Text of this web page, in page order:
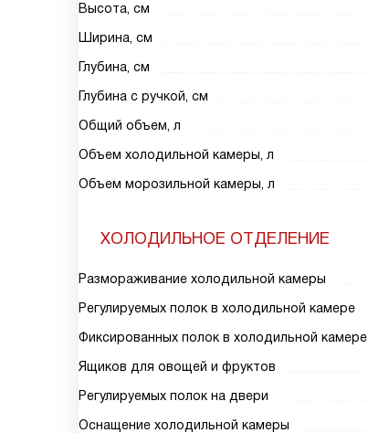
Высота, см
Ширина, см
Глубина, см
Глубина с ручкой, см
Общий объем, л
Объем холодильной камеры, л
Объем морозильной камеры, л
ХОЛОДИЛЬНОЕ ОТДЕЛЕНИЕ
Размораживание холодильной камеры
Регулируемых полок в холодильной камере
Фиксированных полок в холодильной камере
Ящиков для овощей и фруктов
Регулируемых полок на двери
Оснащение холодильной камеры